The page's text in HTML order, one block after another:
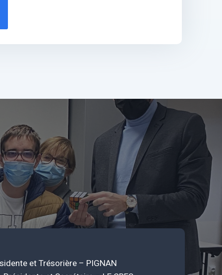
et Trésorière – PIGNAN